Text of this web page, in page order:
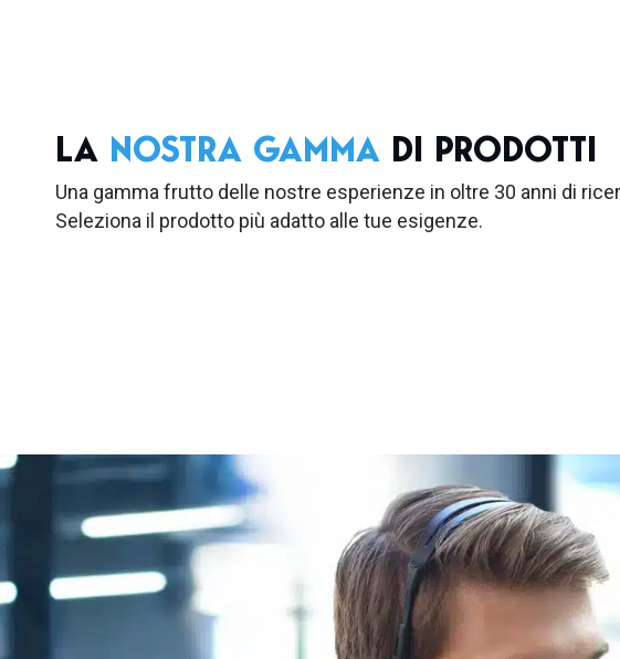
LA NOSTRA GAMMA DI PRODOTTI
Una gamma frutto delle nostre esperienze in oltre 30 anni di
Seleziona il prodotto più adatto alle tue esigenze.